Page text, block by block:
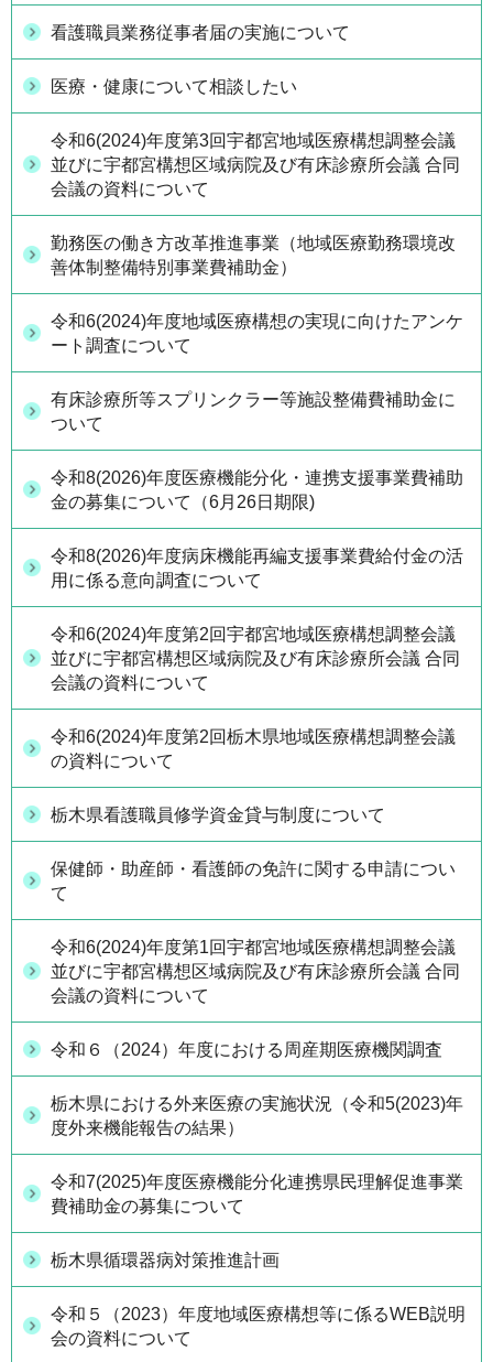
看護職員業務従事者届の実施について
医療・健康について相談したい
令和6(2024)年度第3回宇都宮地域医療構想調整会議
並びに宇都宮構想区域病院及び有床診療所会議 合同
会議の資料について
勤務医の働き方改革推進事業（地域医療勤務環境改
善体制整備特別事業費補助金）
令和6(2024)年度地域医療構想の実現に向けたアンケ
ート調査について
有床診療所等スプリンクラー等施設整備費補助金に
ついて
令和8(2026)年度医療機能分化・連携支援事業費補助
金の募集について（6月26日期限)
令和8(2026)年度病床機能再編支援事業費給付金の活
用に係る意向調査について
令和6(2024)年度第2回宇都宮地域医療構想調整会議
並びに宇都宮構想区域病院及び有床診療所会議 合同
会議の資料について
令和6(2024)年度第2回栃木県地域医療構想調整会議
の資料について
栃木県看護職員修学資金貸与制度について
保健師・助産師・看護師の免許に関する申請につい
て
令和6(2024)年度第1回宇都宮地域医療構想調整会議
並びに宇都宮構想区域病院及び有床診療所会議 合同
会議の資料について
令和６（2024）年度における周産期医療機関調査
栃木県における外来医療の実施状況（令和5(2023)年
度外来機能報告の結果）
令和7(2025)年度医療機能分化連携県民理解促進事業
費補助金の募集について
栃木県循環器病対策推進計画
令和５（2023）年度地域医療構想等に係るWEB説明
会の資料について